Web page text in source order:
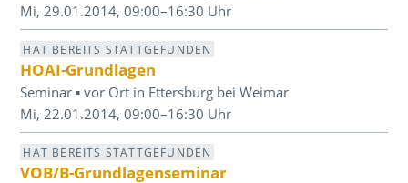
Mi, 29.01.2014, 09:00–16:30 Uhr
HAT BEREITS STATTGEFUNDEN
HOAI-Grundlagen
Seminar ▪ vor Ort in Ettersburg bei Weimar
Mi, 22.01.2014, 09:00–16:30 Uhr
HAT BEREITS STATTGEFUNDEN
VOB/B-Grundlagenseminar